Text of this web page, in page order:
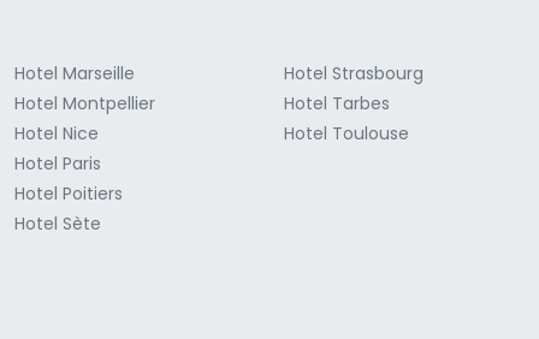
Hotel Marseille
Hotel Montpellier
Hotel Nice
Hotel Paris
Hotel Poitiers
Hotel Sète
Hotel Strasbourg
Hotel Tarbes
Hotel Toulouse